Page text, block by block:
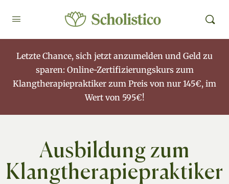
Letzte Chance, sich jetzt anzumelden und Geld zu
sparen: Online-Zertifizierungskurs zum
Klangtherapiepraktiker zum Preis von nur 145€, im
Wert von 595€!
Ausbildung zum
Klangtherapiepraktiker